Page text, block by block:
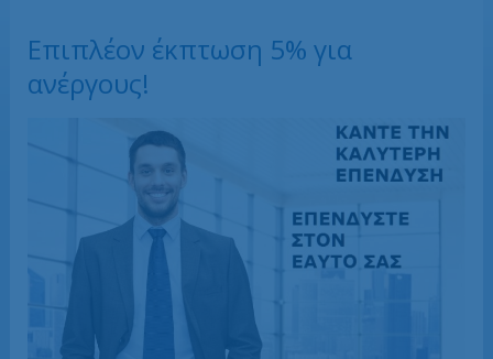
Επιπλέον έκπτωση 5% για
ανέργους!